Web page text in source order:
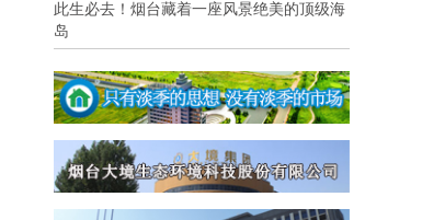
此生必去！烟台藏着一座风景绝美的顶级海
岛